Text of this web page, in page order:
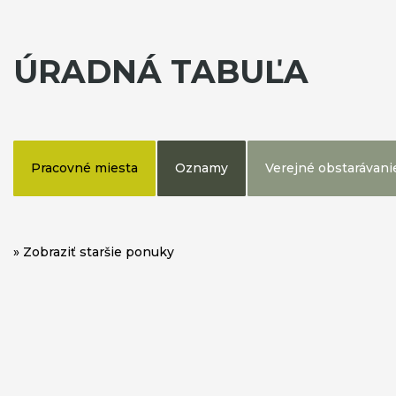
ÚRADNÁ TABUĽA
Pracovné miesta Oznamy Verejné
» Zobraziť staršie ponuky